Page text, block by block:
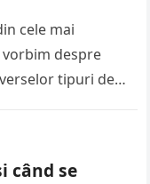
cele mai
vorbim despre
tipuri de
când se